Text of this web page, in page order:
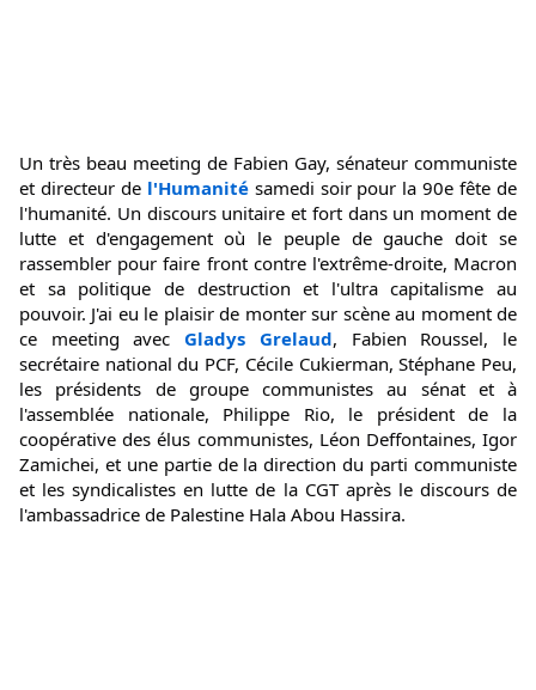
Un très beau meeting de Fabien Gay, sénateur communiste
et directeur de l'Humanité samedi soir pour la 90e fête de
l'humanité. Un discours unitaire et fort dans un moment de
lutte et d'engagement où le peuple de gauche doit se
rassembler pour faire front contre l'extrême-droite, Macron
et sa politique de destruction et l'ultra capitalisme au
pouvoir. J'ai eu le plaisir de monter sur scène au moment de
ce meeting avec Gladys Grelaud, Fabien Roussel, le
secrétaire national du PCF, Cécile Cukierman, Stéphane Peu,
les présidents de groupe communistes au sénat et à
l'assemblée nationale, Philippe Rio, le président de la
coopérative des élus communistes, Léon Deffontaines, Igor
Zamichei, et une partie de la direction du parti communiste
et les syndicalistes en lutte de la CGT après le discours de
l'ambassadrice de Palestine Hala Abou Hassira.